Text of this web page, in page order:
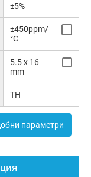
±5%
±450ppm/
°C
5.5 x 16
mm
TH
параметри